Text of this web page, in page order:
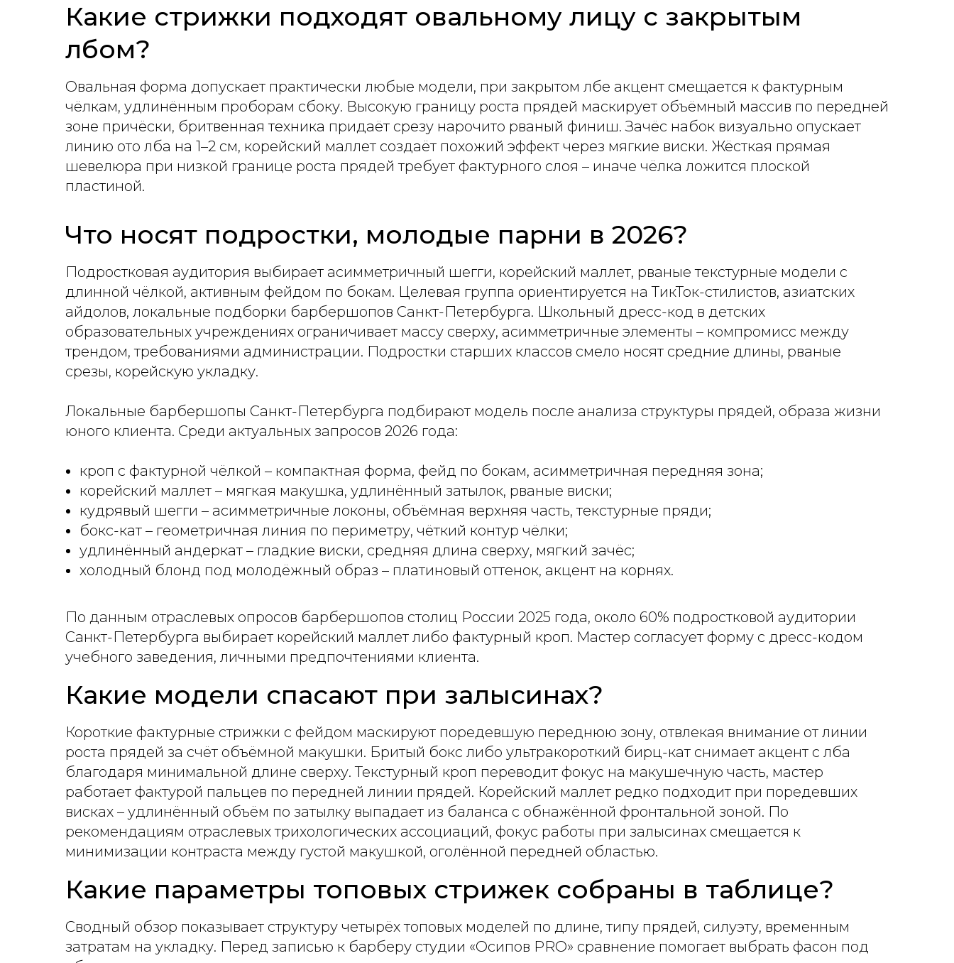
Какие стрижки подходят овальному лицу с закрытым
лбом?
Овальная форма допускает практически любые модели, при закрытом лбе акцент смещается к фактурным
чёлкам, удлинённым проборам сбоку. Высокую границу роста прядей маскирует объёмный массив по передней
зоне причёски, бритвенная техника придаёт срезу нарочито рваный финиш. Зачёс набок визуально опускает
линию ото лба на 1–2 см, корейский маллет создаёт похожий эффект через мягкие виски. Жёсткая прямая
шевелюра при низкой границе роста прядей требует фактурного слоя – иначе чёлка ложится плоской
пластиной.
Что носят подростки, молодые парни в 2026?
Подростковая аудитория выбирает асимметричный шегги, корейский маллет, рваные текстурные модели с
длинной чёлкой, активным фейдом по бокам. Целевая группа ориентируется на ТикТок-стилистов, азиатских
айдолов, локальные подборки барбершопов Санкт-Петербурга. Школьный дресс-код в детских
образовательных учреждениях ограничивает массу сверху, асимметричные элементы – компромисс между
трендом, требованиями администрации. Подростки старших классов смело носят средние длины, рваные
срезы, корейскую укладку.
Локальные барбершопы Санкт-Петербурга подбирают модель после анализа структуры прядей, образа жизни
юного клиента. Среди актуальных запросов 2026 года:
кроп с фактурной чёлкой – компактная форма, фейд по бокам, асимметричная передняя зона;
корейский маллет – мягкая макушка, удлинённый затылок, рваные виски;
кудрявый шегги – асимметричные локоны, объёмная верхняя часть, текстурные пряди;
бокс-кат – геометричная линия по периметру, чёткий контур чёлки;
удлинённый андеркат – гладкие виски, средняя длина сверху, мягкий зачёс;
холодный блонд под молодёжный образ – платиновый оттенок, акцент на корнях.
По данным отраслевых опросов барбершопов столиц России 2025 года, около 60% подростковой аудитории
Санкт-Петербурга выбирает корейский маллет либо фактурный кроп. Мастер согласует форму с дресс-кодом
учебного заведения, личными предпочтениями клиента.
Какие модели спасают при залысинах?
Короткие фактурные стрижки с фейдом маскируют поредевшую переднюю зону, отвлекая внимание от линии
роста прядей за счёт объёмной макушки. Бритый бокс либо ультракороткий бирц-кат снимает акцент с лба
благодаря минимальной длине сверху. Текстурный кроп переводит фокус на макушечную часть, мастер
работает фактурой пальцев по передней линии прядей. Корейский маллет редко подходит при поредевших
висках – удлинённый объём по затылку выпадает из баланса с обнажённой фронтальной зоной. По
рекомендациям отраслевых трихологических ассоциаций, фокус работы при залысинах смещается к
минимизации контраста между густой макушкой, оголённой передней областью.
Какие параметры топовых стрижек собраны в таблице?
Сводный обзор показывает структуру четырёх топовых моделей по длине, типу прядей, силуэту, временным
затратам на укладку. Перед записью к барберу студии «Осипов PRO» сравнение помогает выбрать фасон под